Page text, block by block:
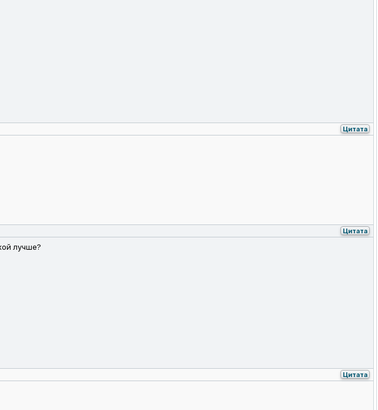
Цитата
Цитата
лучше?
Цитата